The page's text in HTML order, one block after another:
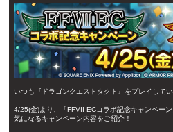
いつも『ドラゴンクエストタクト』をプレイして
4/25(金)より、「FFVII ECコラボ記念キャンペー
気になるキャンペーン内容をご紹介！